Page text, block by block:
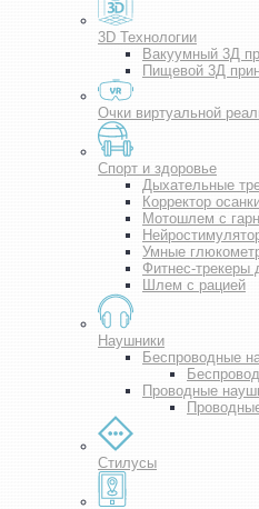
3D Технологии
Вакуумный 3Д
Пищевой 3Д
Очки виртуальной
Спорт и здоровье
Дыхательные
Корректор
Мотошлем с
Умные
Фитнес-трекеры
Шлем с рацией
Наушники
Беспроводные
Проводные
Стилусы